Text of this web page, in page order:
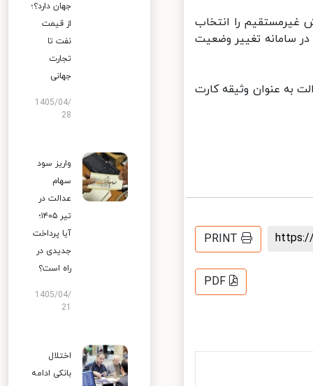
را انتخاب
سامانه تغییر وضعیت
به عنوان وثیقه کارت
PRINT
PDF
جهان دارد؟؛
از قیمت
نفت تا
تجارت
جهانی
1405/04/
28
واریز سود
سهام
عدالت در
تیر ۱۴۰۵؛
آیا پرداخت
جدیدی در
راه است؟
1405/04/
اختلال
بانکی ادامه